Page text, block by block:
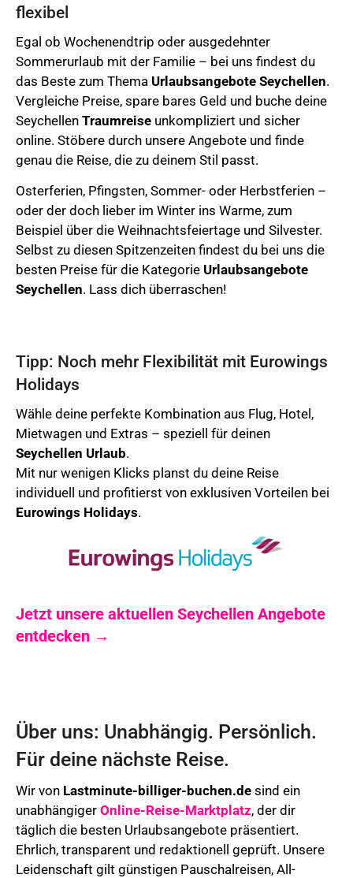
flexibel
Egal ob Wochenendtrip oder ausgedehnter
Sommerurlaub mit der Familie – bei uns findest du
das Beste zum Thema Urlaubsangebote Seychellen.
Vergleiche Preise, spare bares Geld und buche deine
Seychellen Traumreise unkompliziert und sicher
online. Stöbere durch unsere Angebote und finde
genau die Reise, die zu deinem Stil passt.
Osterferien, Pfingsten, Sommer- oder Herbstferien –
oder der doch lieber im Winter ins Warme, zum
Beispiel über die Weihnachtsfeiertage und Silvester.
Selbst zu diesen Spitzenzeiten findest du bei uns die
besten Preise für die Kategorie Urlaubsangebote
Seychellen. Lass dich überraschen!
Tipp: Noch mehr Flexibilität mit Eurowings
Holidays
Wähle deine perfekte Kombination aus Flug, Hotel,
Mietwagen und Extras – speziell für deinen
Seychellen Urlaub.
Mit nur wenigen Klicks planst du deine Reise
individuell und profitierst von exklusiven Vorteilen bei
Eurowings Holidays.
Jetzt unsere aktuellen Seychellen Angebote
entdecken →
Über uns: Unabhängig. Persönlich.
Für deine nächste Reise.
Wir von Lastminute-billiger-buchen.de sind ein
unabhängiger Online-Reise-Marktplatz, der dir
täglich die besten Urlaubsangebote präsentiert.
Ehrlich, transparent und redaktionell geprüft. Unsere
Leidenschaft gilt günstigen Pauschalreisen, All-